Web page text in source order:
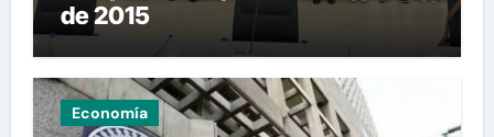
de 2015
Economía